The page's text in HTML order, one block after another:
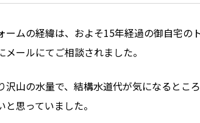
ームの経緯は、およそ15年経過の御自宅
ールにてご相談されました。
沢山の水量で、結構水道代が気になると
思っていました。